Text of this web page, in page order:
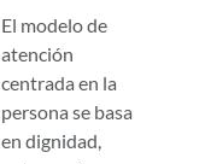
El modelo de
atención
centrada en la
persona se basa
en dignidad,